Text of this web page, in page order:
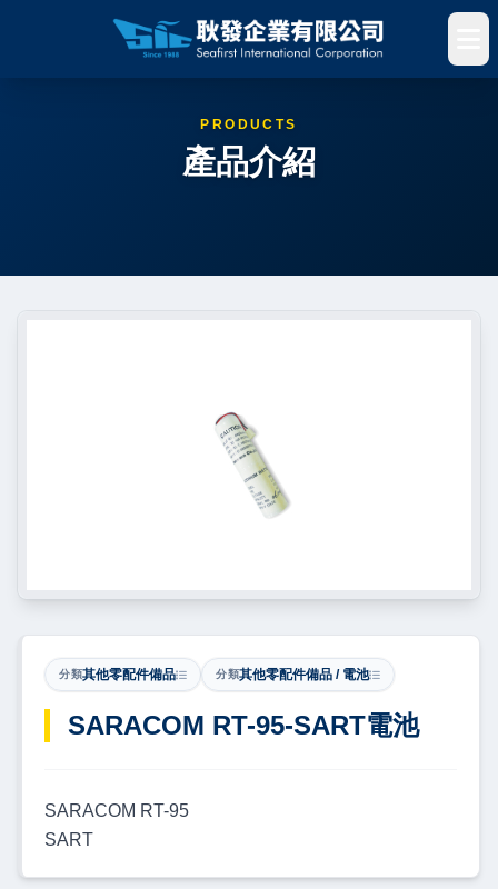
PRODUCTS
產品介紹
分類其他零配件備品 分類其他零配件備品 / 電池
​SARACOM RT-95-SART電池
SARACOM RT-95
SART